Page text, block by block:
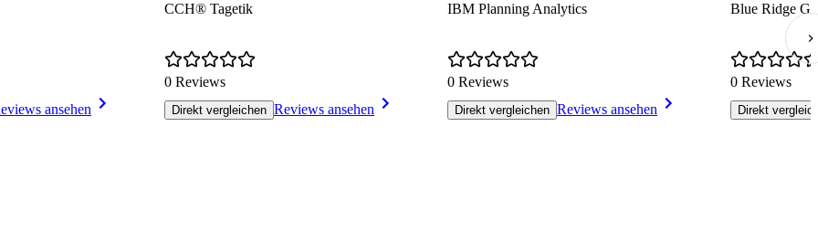
ansehen
CCH® Tagetik
0 Reviews
Direkt vergleichen Reviews ansehen
IBM Planning Analytics
0 Reviews
Direkt vergleichen Reviews ansehen
Blue Ridge
0 Reviews
Direkt